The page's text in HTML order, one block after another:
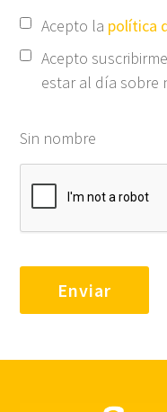
Acepto la política
Acepto
estar al día sobre
Sin nombre